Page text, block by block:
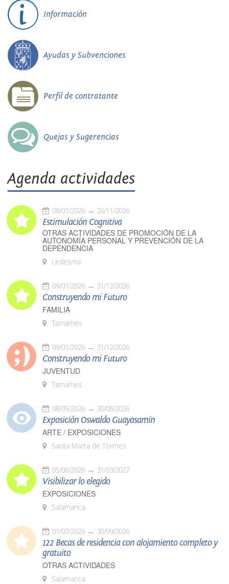
Información
Ayudas y Subvenciones
Perfil de contratante
Quejas y Sugerencias
Agenda actividades
08/01/2026 26/11/2026
Estimulación Cognitiva
OTRAS ACTIVIDADES DE PROMOCIÓN DE LA
AUTONOMÍA PERSONAL Y PREVENCIÓN DE LA
DEPENDENCIA
Ledesma
09/01/2026 31/12/2026
Construyendo mi Futuro
FAMILIA
Tamames
09/01/2026 31/12/2026
Construyendo mi Futuro
JUVENTUD
Tamames
08/05/2026 30/08/2026
Exposición Oswaldo Guayasamín
ARTE / EXPOSICIONES
Santa Marta de Tormes
05/06/2026 31/03/2027
Visibilizar lo elegido
EXPOSICIONES
Salamanca
01/07/2026 30/09/2026
122 Becas de residencia con alojamiento completo y
gratuito
OTRAS ACTIVIDADES
Salamanca